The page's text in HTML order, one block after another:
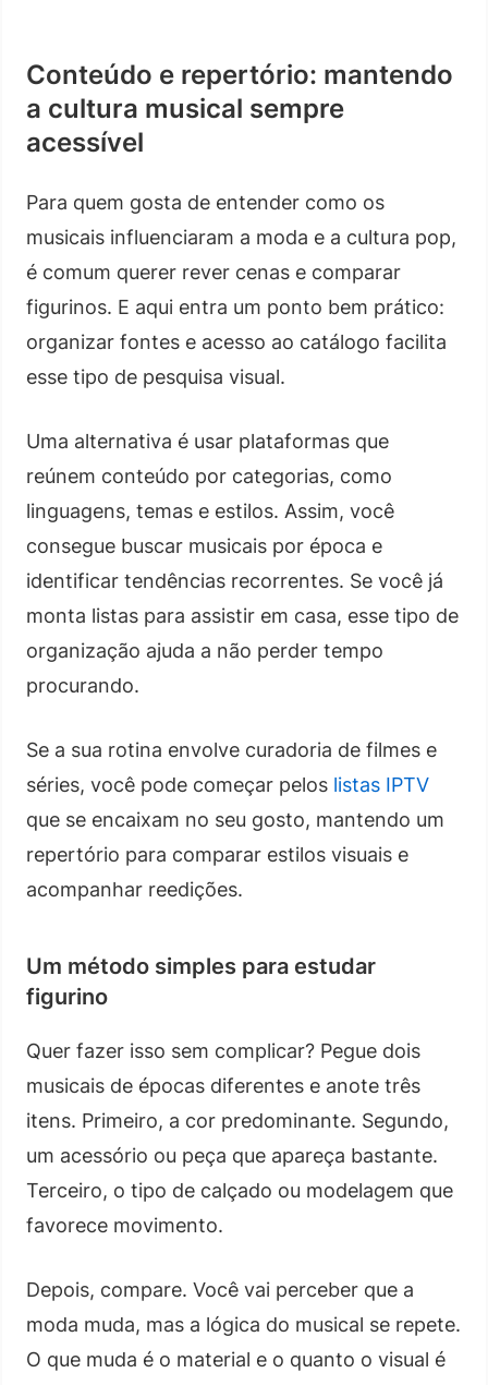
Conteúdo e repertório: mantendo
a cultura musical sempre
acessível
Para quem gosta de entender como os
musicais influenciaram a moda e a cultura pop,
é comum querer rever cenas e comparar
figurinos. E aqui entra um ponto bem prático:
organizar fontes e acesso ao catálogo facilita
esse tipo de pesquisa visual.
Uma alternativa é usar plataformas que
reúnem conteúdo por categorias, como
linguagens, temas e estilos. Assim, você
consegue buscar musicais por época e
identificar tendências recorrentes. Se você já
monta listas para assistir em casa, esse tipo de
organização ajuda a não perder tempo
procurando.
Se a sua rotina envolve curadoria de filmes e
séries, você pode começar pelos listas IPTV
que se encaixam no seu gosto, mantendo um
repertório para comparar estilos visuais e
acompanhar reedições.
Um método simples para estudar
figurino
Quer fazer isso sem complicar? Pegue dois
musicais de épocas diferentes e anote três
itens. Primeiro, a cor predominante. Segundo,
um acessório ou peça que apareça bastante.
Terceiro, o tipo de calçado ou modelagem que
favorece movimento.
Depois, compare. Você vai perceber que a
moda muda, mas a lógica do musical se repete.
O que muda é o material e o quanto o visual é